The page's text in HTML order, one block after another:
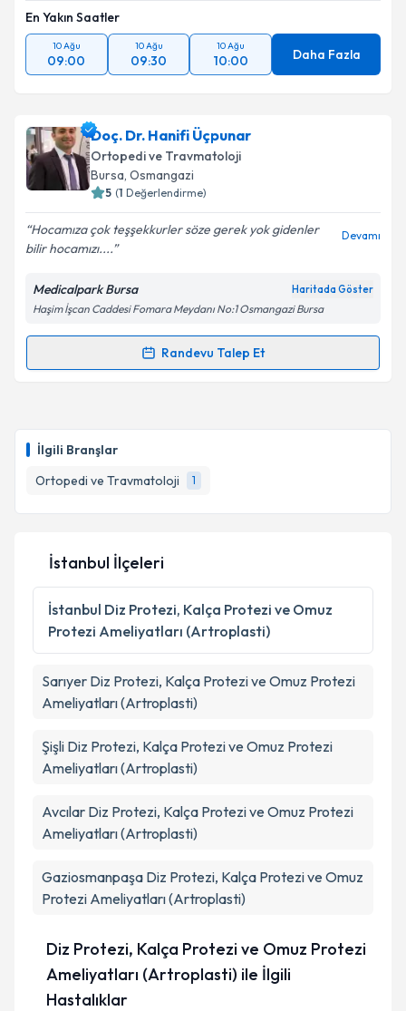
İlgili Branşlar
Ortopedi ve Travmatoloji
1
kapsamda işlenmesini kabul ediyorum.
Takvim Talebini Gönder
En Yakın Saatler
10 Ağu
09:00
10 Ağu
09:30
10 Ağu
10:00 Daha Fazla
Doç. Dr. Hanifi Üçpunar
Ortopedi ve Travmatoloji
Bursa, Osmangazi
5 (1 Değerlendirme)
Hocamıza çok teşşekkurler söze gerek yok gidenler
bilir hocamızı....
Devamı
Medicalpark Bursa Haritada Göster
Haşim İşcan Caddesi Fomara Meydanı No:1 Osmangazi Bursa
Randevu Talep Et
Randevu Takvimi Talebi
takvim hazırlandığında e-posta ile bilgilendireceğiz.
Kişisel verilerimin işlenmesine ilişkinAydınlatma
Metni
'ni okudum ve kişisel verilerimin belirtilen
kapsamda işlenmesini kabul ediyorum.
Takvim Talebini Gönder
İstanbul İlçeleri
İstanbul Diz Protezi, Kalça Protezi ve Omuz
Protezi Ameliyatları (Artroplasti)
Sarıyer Diz Protezi, Kalça Protezi ve Omuz Protezi
Ameliyatları (Artroplasti)
Şişli Diz Protezi, Kalça Protezi ve Omuz Protezi
Ameliyatları (Artroplasti)
Avcılar Diz Protezi, Kalça Protezi ve Omuz Protezi
Ameliyatları (Artroplasti)
Gaziosmanpaşa Diz Protezi, Kalça Protezi ve Omuz
Protezi Ameliyatları (Artroplasti)
Diz Protezi, Kalça Protezi ve Omuz Protezi
Ameliyatları (Artroplasti) ile İlgili
Hastalıklar